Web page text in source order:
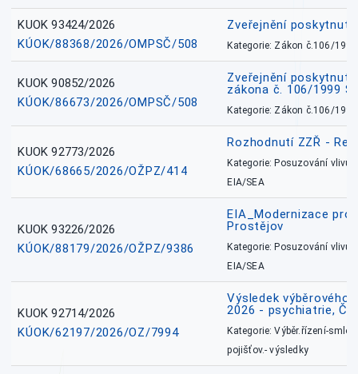
KUOK 93424/2026
KÚOK/88368/2026/OMPSČ/508
Zveřejnění
Kategorie: Zákon č.106/1999
KUOK 90852/2026
KÚOK/86673/2026/OMPSČ/508
Zveřejnění
zákona č. 106/1999
Kategorie: Zákon č.106/1999
KUOK 92773/2026
KÚOK/68665/2026/OŽPZ/414
Rozhodnutí ZZŘ -
Kategorie: Posuzování vlivů
EIA/SEA
KUOK 93226/2026
KÚOK/88179/2026/OŽPZ/9386
EIA_Modernizace
Prostějov
Kategorie: Posuzování vlivů
EIA/SEA
KUOK 92714/2026
KÚOK/62197/2026/OZ/7994
Výsledek výběrového
2026 - psychiatrie,
Kategorie: Výběr.řízení-
pojišťov.- výsledky